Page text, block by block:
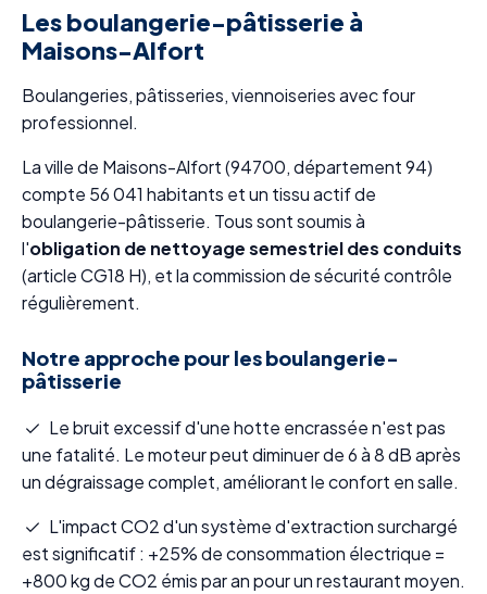
Les boulangerie-pâtisserie à
Maisons-Alfort
Boulangeries, pâtisseries, viennoiseries avec four
professionnel.
La ville de Maisons-Alfort (94700, département 94)
compte 56 041 habitants et un tissu actif de
boulangerie-pâtisserie. Tous sont soumis à
l'obligation de nettoyage semestriel des conduits
(article CG18 H), et la commission de sécurité contrôle
régulièrement.
Notre approche pour les boulangerie-
pâtisserie
Le bruit excessif d'une hotte encrassée n'est pas
une fatalité. Le moteur peut diminuer de 6 à 8 dB après
un dégraissage complet, améliorant le confort en salle.
L'impact CO2 d'un système d'extraction surchargé
est significatif : +25% de consommation électrique =
+800 kg de CO2 émis par an pour un restaurant moyen.